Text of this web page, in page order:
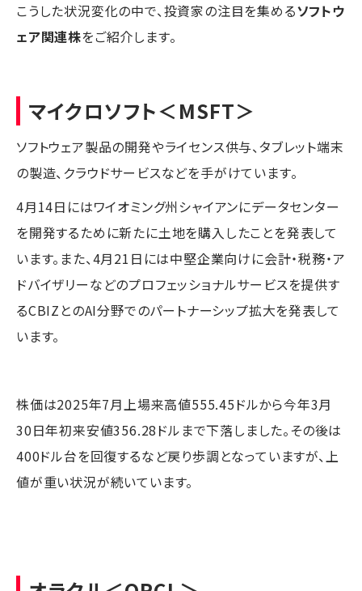
こうした状況変化の中で、投資家の注目を集めるソフトウ
ェア関連株をご紹介します。
マイクロソフト＜MSFT＞
ソフトウェア製品の開発やライセンス供与、タブレット端末
の製造、クラウドサービスなどを手がけています。
4月14日にはワイオミング州シャイアンにデータセンター
を開発するために新たに土地を購入したことを発表して
います。また、4月21日には中堅企業向けに会計・税務・ア
ドバイザリーなどのプロフェッショナルサービスを提供す
るCBIZとのAI分野でのパートナーシップ拡大を発表して
います。
株価は2025年7月上場来高値555.45ドルから今年3月
30日年初来安値356.28ドルまで下落しました。その後は
400ドル台を回復するなど戻り歩調となっていますが、上
値が重い状況が続いています。